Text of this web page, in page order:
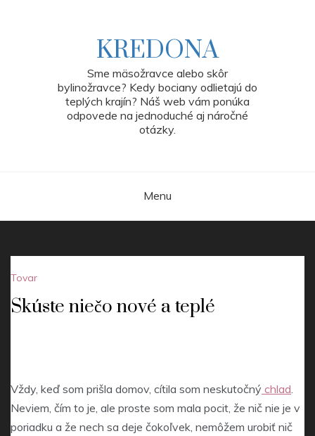
KREDONA
Sme mäsožravce alebo skôr
bylinožravce? Kedy bociany odlietajú do
teplých krajín? Náš web vám ponúka
odpovede na jednoduché aj náročné
otázky.
Menu
Tovar
Skúste niečo nové a teplé
Vždy, keď som prišla domov, cítila som neskutočný chlad.
Neviem, čím to je, ale proste som mala pocit, že nič nie je v
poriadku a že nech sa deje čokoľvek, nemôžem urobiť nič